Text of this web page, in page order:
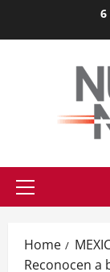
6
Primary
Home
Reconocen a